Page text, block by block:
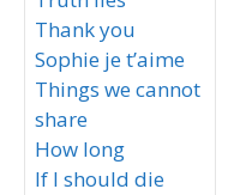
Thank you
Sophie je t’aime
Things we cannot
share
How long
If I should die